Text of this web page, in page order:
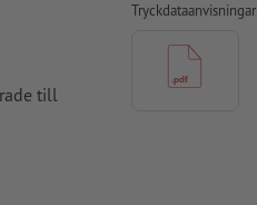
till
Tryckdataanvisningar